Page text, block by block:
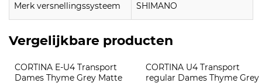
Merk versnellingssysteem SHIMANO
Vergelijkbare producten
CORTINA E-U4 Transport
Dames Thyme Grey Matte
CORTINA U4 Transport
regular Dames Thyme Grey